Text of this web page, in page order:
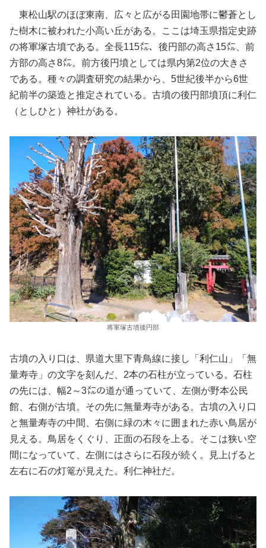
東松山駅のほぼ東南、広々と広がる田園地帯に鬱蒼とし
た樹木に被われた小高い丘がある。ここは埼玉県指定史跡
の将軍塚古墳である。全長115㍍、後円部の高さ15㍍、前
方部の高さ8㍍。前方後円墳としては県内第2位の大きさ
である。種々の調査研究の結果から、5世紀後半から6世
紀前半の築造と推定されている。古墳の後円部墳頂に利仁
（としひと）神社がある。
将軍塚古墳後円部
古墳の入り口は、県道大里下青鳥線に接し「利仁山」「無
量寿寺」の文字を刻んだ、2本の石柱が立っている。石柱
の先には、幅2～3㍍の道が通っていて、左側が野本公民
館、右側が古墳。その先に無量寿寺がある。古墳の入り口
と無量寿寺の中間、右側に緑の木々に囲まれた赤い鳥居が
見える。鳥居をくぐり、正面の石段を上る。そこは狭い空
間になっていて、左側にはさらに石段が続く。見上げると
左右に石の灯篭が見えた。利仁神社だ。